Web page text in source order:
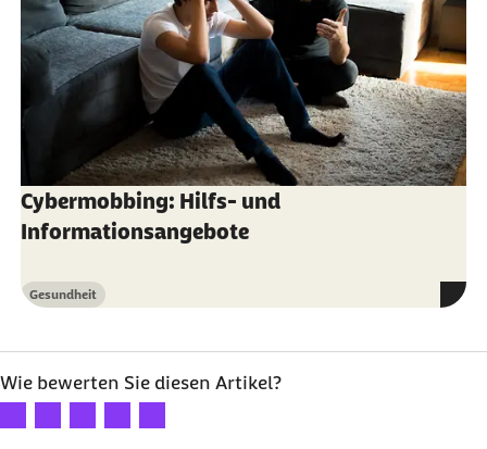
Cybermobbing: Hilfs- und
Informationsangebote
Kategorie
Gesundheit
Wie bewerten Sie diesen Artikel?
Ihre Bewertung: 1 Stern
Ihre Bewertung: 2 Sterne
Ihre Bewertung: 3 Sterne
Ihre Bewertung: 4 Sterne
Ihre Bewertung: 5 Sterne